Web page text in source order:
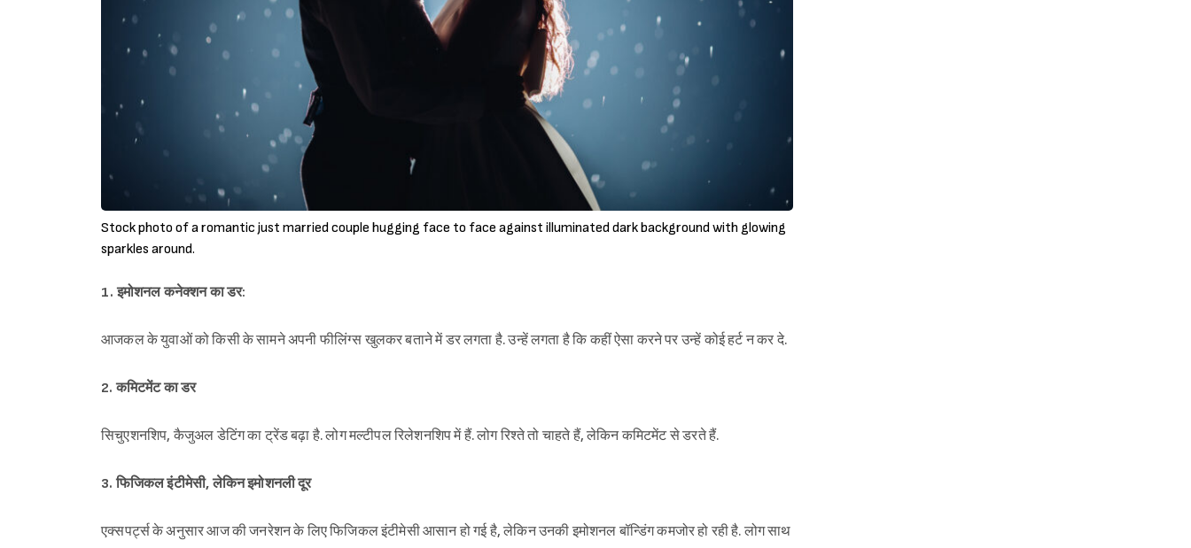
Stock photo of a romantic just married couple hugging face to face against illuminated dark background with glowing
sparkles around.
1. इमोशनल कनेक्शन का डर:
आजकल के युवाओं को किसी के सामने अपनी फीलिंग्स खुलकर बताने में डर लगता है. उन्हें लगता है कि कहीं ऐसा करने पर उन्हें कोई हर्ट न कर दे.
2. कमिटमेंट का डर
सिचुएशनशिप, कैजुअल डेटिंग का ट्रेंड बढ़ा है. लोग मल्टीपल रिलेशनशिप में हैं. लोग रिश्ते तो चाहते हैं, लेकिन कमिटमेंट से डरते हैं.
3. फिजिकल इंटीमेसी, लेकिन इमोशनली दूर
एक्सपर्ट्स के अनुसार आज की जनरेशन के लिए फिजिकल इंटीमेसी आसान हो गई है, लेकिन उनकी इमोशनल बॉन्डिंग कमजोर हो रही है. लोग साथ